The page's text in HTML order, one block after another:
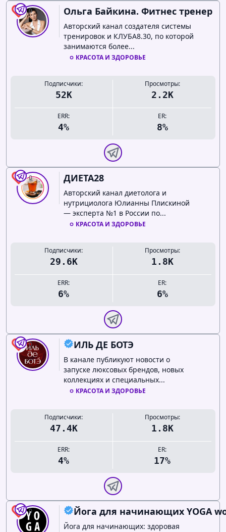
0 Ольга Байкина. Фитнес тренер
Авторский канал создателя системы
тренировок и КЛУБА8.30, по которой
занимаются более...
КРАСОТА И ЗДОРОВЬЕ
Подписчики:
52K
ERR:
4%
Просмотры:
2.2K
ER:
8%
0 ДИЕТА28
Авторский канал диетолога и
нутрициолога Юлианны Плискиной
— эксперта №1 в России по...
КРАСОТА И ЗДОРОВЬЕ
Подписчики:
29.6K
ERR:
6%
Просмотры:
1.8K
ER:
6%
0 ИЛЬ ДЕ БОТЭ
В канале публикуют новости о
запуске люксовых брендов, новых
коллекциях и специальных...
КРАСОТА И ЗДОРОВЬЕ
Подписчики:
47.4K
ERR:
4%
Просмотры:
1.8K
ER:
17%
0 Йога для начинающих YOGA
Йога для начинающих: здоровая